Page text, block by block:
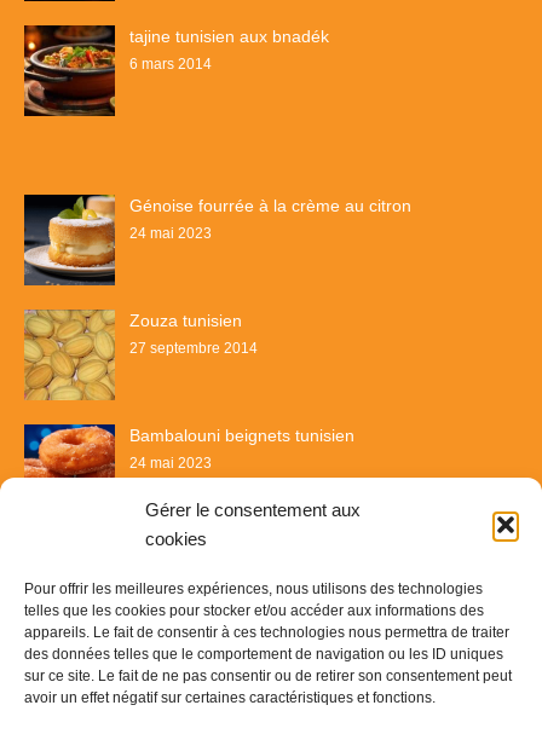
Gérer le consentement aux
cookies
Pour offrir les meilleures expériences, nous utilisons des technologies
telles que les cookies pour stocker et/ou accéder aux informations des
appareils. Le fait de consentir à ces technologies nous permettra de traiter
des données telles que le comportement de navigation ou les ID uniques
sur ce site. Le fait de ne pas consentir ou de retirer son consentement peut
avoir un effet négatif sur certaines caractéristiques et fonctions.
tajine tunisien aux bnadék
6 mars 2014
Génoise fourrée à la crème au citron
24 mai 2023
Zouza tunisien
27 septembre 2014
Bambalouni beignets tunisien
24 mai 2023